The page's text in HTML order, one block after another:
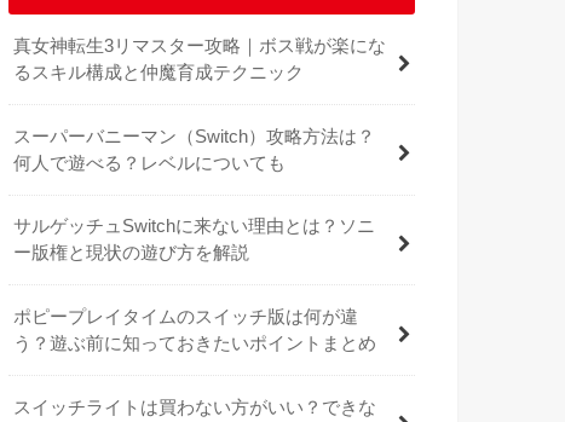
真女神転生3リマスター攻略｜ボス戦が楽にな
るスキル構成と仲魔育成テクニック
スーパーバニーマン（Switch）攻略方法は？
何人で遊べる？レベルについても
サルゲッチュSwitchに来ない理由とは？ソニ
ー版権と現状の遊び方を解説
ポピープレイタイムのスイッチ版は何が違
う？遊ぶ前に知っておきたいポイントまとめ
スイッチライトは買わない方がいい？できな